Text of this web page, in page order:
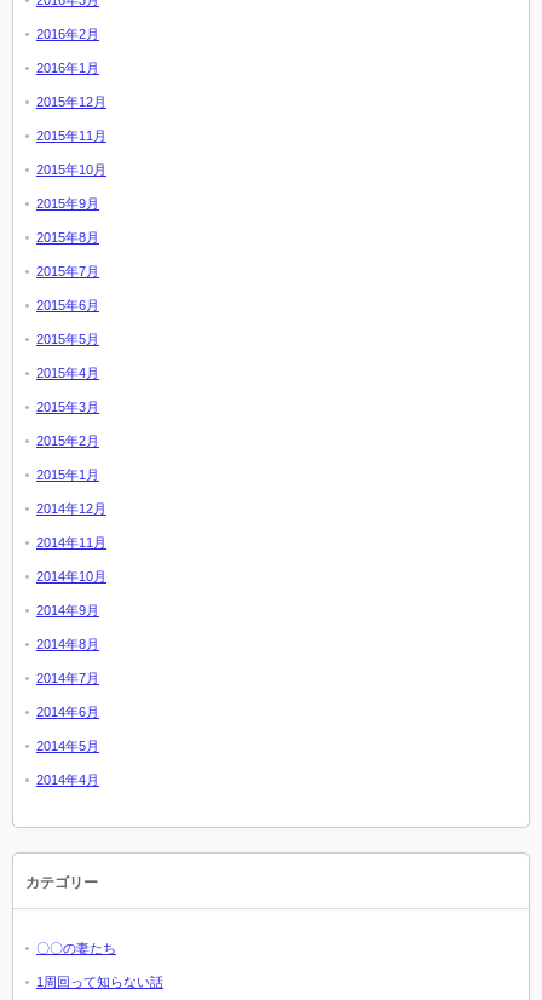
2016年2月
2016年1月
2015年12月
2015年11月
2015年10月
2015年9月
2015年8月
2015年7月
2015年6月
2015年5月
2015年4月
2015年3月
2015年2月
2015年1月
2014年12月
2014年11月
2014年10月
2014年9月
2014年8月
2014年7月
2014年6月
2014年5月
2014年4月
カテゴリー
〇〇の妻たち
1周回って知らない話